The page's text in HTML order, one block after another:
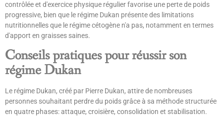
contrôlée et d'exercice physique régulier favorise une perte de poids
progressive, bien que le régime Dukan présente des limitations
nutritionnelles que le régime cétogène n'a pas, notamment en termes
d'apport en graisses saines.
Conseils pratiques pour réussir son
régime Dukan
Le régime Dukan, créé par Pierre Dukan, attire de nombreuses
personnes souhaitant perdre du poids grâce à sa méthode structurée
en quatre phases: attaque, croisière, consolidation et stabilisation.